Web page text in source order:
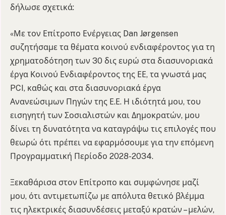
δήλωσε σχετικά:
«Με τον Επίτροπο Ενέργειας Dan Jørgensen
συζητήσαμε τα θέματα κοινού ενδιαφέροντος για τη
χρηματοδότηση των 30 δις ευρώ στα διασυνοριακά
έργα Κοινού Ενδιαφέροντος της ΕΕ, τα γνωστά μας
PCI, καθώς και στα διασυνοριακά έργα
Ανανεώσιμων Πηγών της Ε.Ε. Η ιδιότητά μου, του
εισηγητή των Σοσιαλιστών και Δημοκρατών, μου
δίνει τη δυνατότητα να καταγράψω τις επιλογές που
θεωρώ ότι πρέπει να εφαρμόσουμε για την επόμενη
Προγραμματική Περίοδο 2028-2034.
Ξεκαθάρισα στον Επίτροπο και συμφώνησε μαζί
μου, ότι αντιμετωπίζω με απόλυτα θετικό βλέμμα
τις ηλεκτρικές διασυνδέσεις μεταξύ κρατών – μελών,